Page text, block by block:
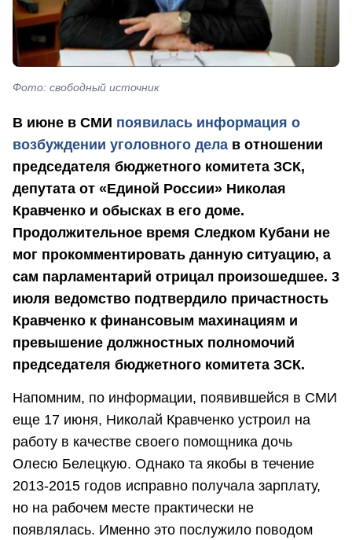
Фото: свободный источник
В июне в СМИ появилась информация о
возбуждении уголовного дела в отношении
председателя бюджетного комитета ЗСК,
депутата от «Единой России» Николая
Кравченко и обысках в его доме.
Продолжительное время Следком Кубани не
мог прокомментировать данную ситуацию, а
сам парламентарий отрицал произошедшее. 3
июля ведомство подтвердило причастность
Кравченко к финансовым махинациям и
превышение должностных полномочий
председателя бюджетного комитета ЗСК.
Напомним, по информации, появившейся в СМИ
еще 17 июня, Николай Кравченко устроил на
работу в качестве своего помощника дочь
Олесю Белецкую. Однако та якобы в течение
2013-2015 годов исправно получала зарплату,
но на рабочем месте практически не
появлялась. Именно это послужило поводом